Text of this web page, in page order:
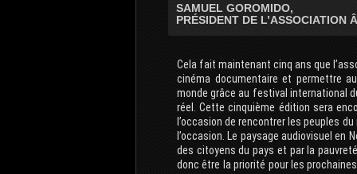
SAMUEL GOROMIDO,
PRÉSIDENT DE L’ASSOCIATION
Cela fait maintenant cinq ans que
cinéma documentaire et permettre
monde grâce au festival international
réel. Cette cinquième édition sera
l’occasion de rencontrer les peuples
l’occasion. Le paysage audiovisuel en
des citoyens du pays et par la
donc être la priorité pour les